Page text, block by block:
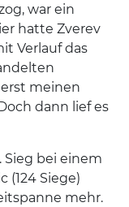
war ein
hatte Zverev
Verlauf das
meinen
dann lief es
Sieg bei einem
(124 Siege)
mehr.